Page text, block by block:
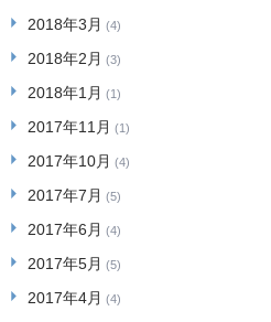
2018年3月 (4)
2018年2月 (3)
2018年1月 (1)
2017年11月 (1)
2017年10月 (4)
2017年7月 (5)
2017年6月 (4)
2017年5月 (5)
2017年4月 (4)